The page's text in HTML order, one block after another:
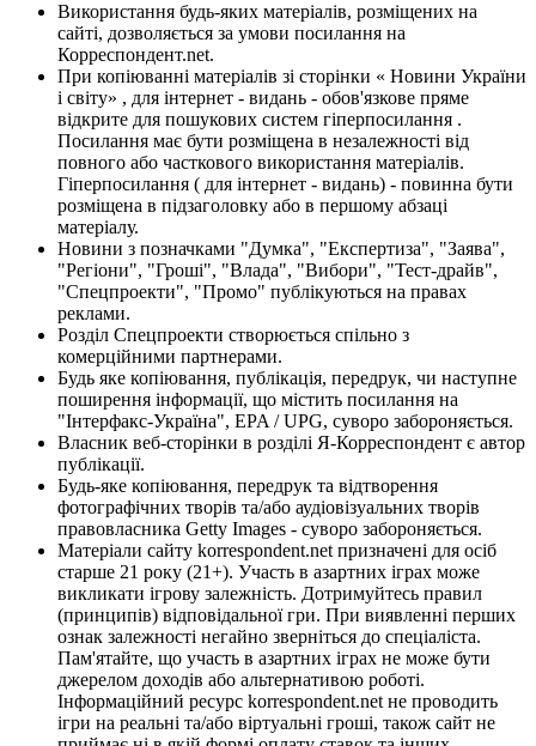
Використання будь-яких матеріалів, розміщених на
сайті, дозволяється за умови посилання на
Корреспондент.net.
При копіюванні матеріалів зі сторінки « Новини України
і світу» , для інтернет - видань - обов'язкове пряме
відкрите для пошукових систем гіперпосилання .
Посилання має бути розміщена в незалежності від
повного або часткового використання матеріалів.
Гіперпосилання ( для інтернет - видань) - повинна бути
розміщена в підзаголовку або в першому абзаці
матеріалу.
Новини з позначками "Думка", "Експертиза", "Заява",
"Регіони", "Гроші", "Влада", "Вибори", "Тест-драйв",
"Спецпроекти", "Промо" публікуються на правах
реклами.
Розділ Спецпроекти створюється спільно з
комерційними партнерами.
Будь яке копіювання, публікація, передрук, чи наступне
поширення інформації, що містить посилання на
"Інтерфакс-Україна", EPA / UPG, суворо забороняється.
Власник веб-сторінки в розділі Я-Корреспондент є автор
публікації.
Будь-яке копіювання, передрук та відтворення
фотографічних творів та/або аудіовізуальних творів
правовласника Getty Images - суворо забороняється.
Матеріали сайту korrespondent.net призначені для осіб
старше 21 року (21+). Участь в азартних іграх може
викликати ігрову залежність. Дотримуйтесь правил
(принципів) відповідальної гри. При виявленні перших
ознак залежності негайно зверніться до спеціаліста.
Пам'ятайте, що участь в азартних іграх не може бути
джерелом доходів або альтернативою роботі.
Інформаційний ресурс korrespondent.net не проводить
ігри на реальні та/або віртуальні гроші, також сайт не